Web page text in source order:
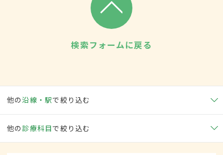
検索フォームに戻る
他の沿線・駅で絞り込む
他の 診療科目で絞り込む